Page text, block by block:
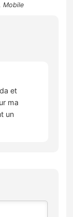
Mobile
et
ma
un